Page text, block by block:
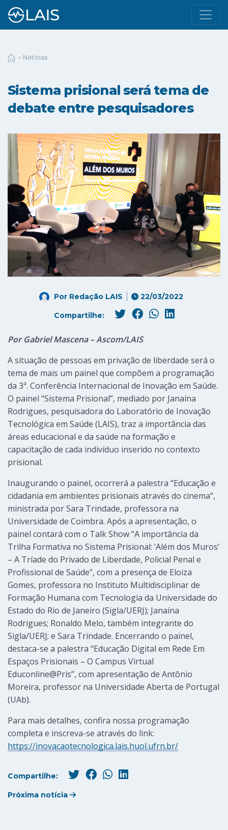
Notícias
Sistema prisional será tema de
debate entre pesquisadores
Por Redação LAIS 22/03/2022
Compartilhe:
Por Gabriel Mascena – Ascom/LAIS
A situação de pessoas em privação de liberdade será o
tema de mais um painel que compõem a programação
da 3ª. Conferência Internacional de Inovação em Saúde.
O painel “Sistema Prisional”, mediado por Janaína
Rodrigues, pesquisadora do Laboratório de Inovação
Tecnológica em Saúde (LAIS), traz a importância das
áreas educacional e da saúde na formação e
capacitação de cada indivíduo inserido no contexto
prisional.
Inaugurando o painel, ocorrerá a palestra “Educação e
cidadania em ambientes prisionais através do cinema”,
ministrada por Sara Trindade, professora na
Universidade de Coimbra. Após a apresentação, o
painel contará com o Talk Show “A importância da
Trilha Formativa no Sistema Prisional: ‘Além dos Muros’
– A Tríade do Privado de Liberdade, Policial Penal e
Profissional de Saúde”, com a presença de Eloiza
Gomes, professora no Instituto Multidisciplinar de
Formação Humana com Tecnologia da Universidade do
Estado do Rio de Janeiro (Sigla/UERJ); Janaína
Rodrigues; Ronaldo Melo, também integrante do
Sigla/UERJ; e Sara Trindade. Encerrando o painel,
destaca-se a palestra “Educação Digital em Rede Em
Espaços Prisionais – O Campus Virtual
Educonline@Pris”, com apresentação de Antônio
Moreira, professor na Universidade Aberta de Portugal
(UAb).
Para mais detalhes, confira nossa programação
completa e inscreva-se através do link:
https://inovacaotecnologica.lais.huol.ufrn.br/
Compartilhe:
Próxima notícia